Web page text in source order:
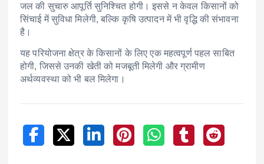
जल की सुचारु आपूर्ति सुनिश्चित होगी। इससे न केवल किसानों को
सिंचाई में सुविधा मिलेगी, बल्कि कृषि उत्पादन में भी वृद्धि की संभावना
है।
यह परियोजना क्षेत्र के किसानों के लिए एक महत्वपूर्ण पहल साबित
होगी, जिससे उनकी खेती को मजबूती मिलेगी और ग्रामीण
अर्थव्यवस्था को भी बल मिलेगा।